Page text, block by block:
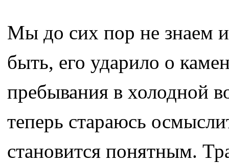
Мы до сих пор не знаем
быть, его ударило о
пребывания в холодной
теперь стараюсь
становится понятным.